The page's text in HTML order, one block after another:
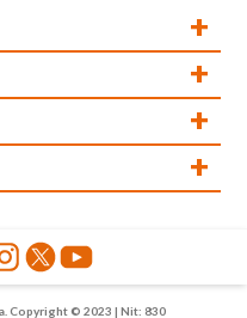
+
+
+
+
Copyright © 2023 | Nit: 830